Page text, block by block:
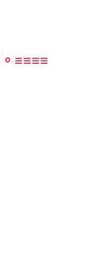
≡≡≡≡